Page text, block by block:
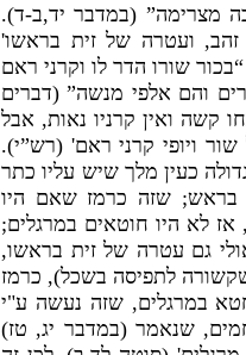
מצרימה” (במדבר יד,ב-ד).
זהב, ועטרה של זית בראשו'
:בכור שורו הדר לו וקרני ראם
והם אלפי מנשה” (דברים
קשה ואין קרניו נאות, אבל
ויופי קרני ראם' (רש”י).
כעין מלך שיש עליו כתר
בראש; שזה כרמז שאם היו
, אז לא היו חוטאים במרגלים;
גם עטרה של זית בראשו,
לתפיסה בשכל), כרמז
במרגלים,שזה נעשה ע"י
,שנאמר(במדבר יג, טז)